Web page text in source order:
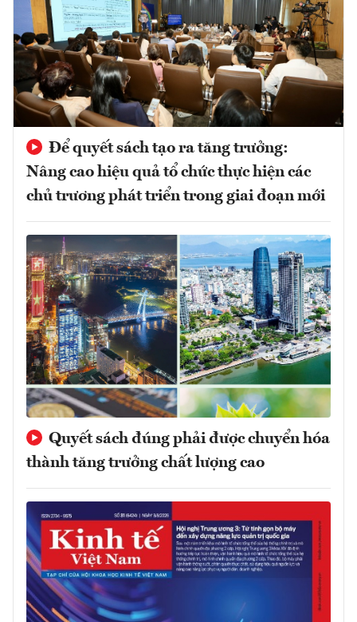
Để quyết sách tạo ra tăng trưởng:
Nâng cao hiệu quả tổ chức thực hiện các
chủ trương phát triển trong giai đoạn mới
Quyết sách đúng phải được chuyển hóa
thành tăng trưởng chất lượng cao